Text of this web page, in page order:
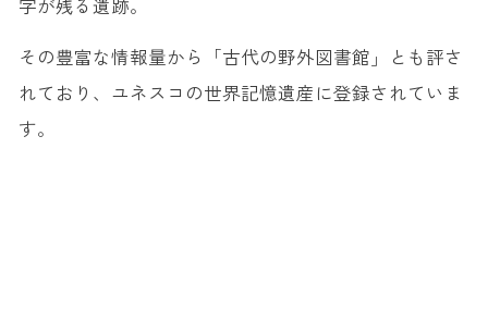
字が残る遺跡。
その豊富な情報量から「古代の野外図書館」とも評さ
れており、ユネスコの世界記憶遺産に登録されていま
す。